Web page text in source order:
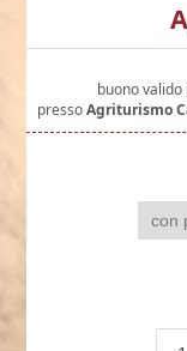
buono
pressoAgriturismo